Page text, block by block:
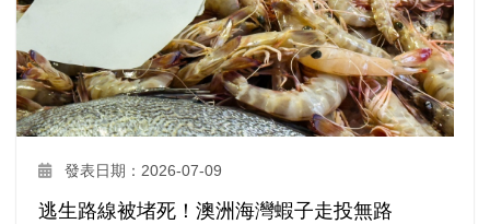
發表日期：2026-07-09
逃生路線被堵死！澳洲海灣蝦子走投無路